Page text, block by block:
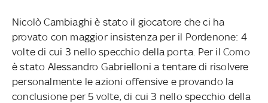
Nicolò Cambiaghi è stato il giocatore che ci ha
provato con maggior insistenza per il Pordenone: 4
volte di cui 3 nello specchio della porta. Per il Como
è stato Alessandro Gabrielloni a tentare di risolvere
personalmente le azioni offensive e provando la
conclusione per 5 volte, di cui 3 nello specchio della